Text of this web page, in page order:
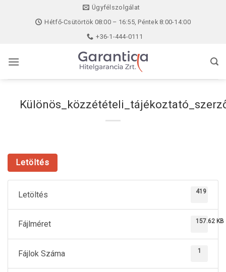
Ügyfélszolgálat
Hétfő-Csütörtök 08:00 – 16:55, Péntek 8:00-14:00
+36-1-444-0111
Letöltés
Letöltés 419
Fájlméret 157.62 KB
Fájlok Száma 1